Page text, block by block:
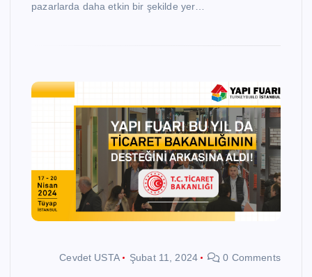
pazarlarda daha etkin bir şekilde yer…
Cevdet USTA Şubat 11, 2024 0 Comments